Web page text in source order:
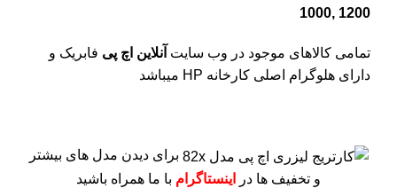
1000, 1200
تمامی کالاهای موجود در وب سایت آنلاین اچ پی فابریک و
دارای هلوگرام اصلی کارخانه HP میباشد
برای دیدن مدل های بیشتر
و تخفیف ها در
اینستاگرام با ما همراه باشید